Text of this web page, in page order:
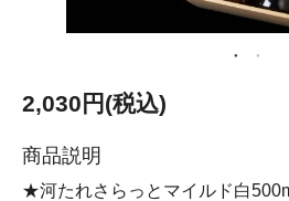
2,030円(税込)
商品説明
★河たれさらっとマイルド白